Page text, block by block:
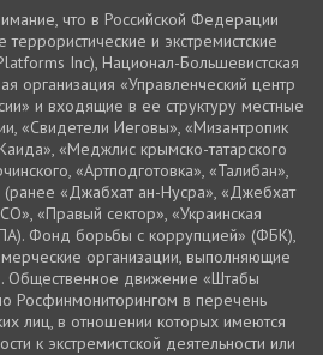
что в Российской Федерации
и экстремистские
Inc), Национал-Большевистская
организация «Управленческий центр
и входящие в ее структуру местные
«Свидетели Иеговы», «Мизантропик
«Меджлис крымско-татарского
«Артподготовка», «Талибан»,
«Джабхат ан-Нусра», «Джебхат
«Правый сектор», «Украинская
Фонд борьбы с коррупцией» (ФБК),
организации, выполняющие
Общественное движение «Штабы
Росфинмониторингом в перечень
лиц, в отношении которых имеются
к экстремистской деятельности или